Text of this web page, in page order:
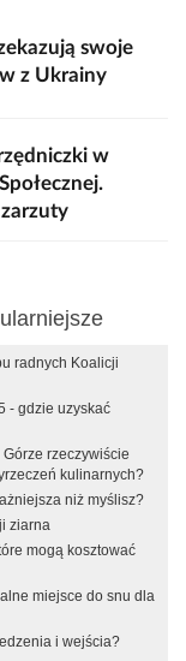
swoje
z Ukrainy
w
zarzuty
radnych Koalicji
- gdzie uzyskać
rzeczywiście
kulinarnych?
niż myślisz?
ziarna
mogą kosztować
miejsce do snu dla
i wejścia?